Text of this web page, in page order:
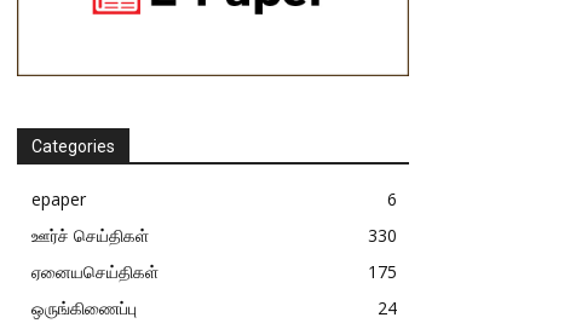
Categories
epaper
6
ஊர்ச் செய்திகள்
330
ஏனையசெய்திகள்
175
ஒருங்கிணைப்பு
24